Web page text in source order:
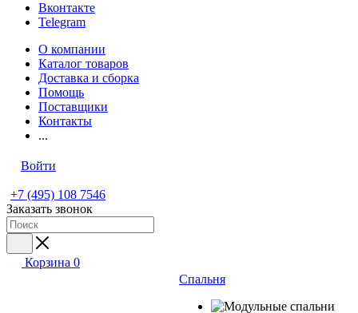
Вконтакте
Telegram
О компании
Каталог товаров
Доставка и сборка
Помощь
Поставщики
Контакты
...
Войти
+7 (495) 108 7546
Заказать звонок
Корзина 0
Спальня